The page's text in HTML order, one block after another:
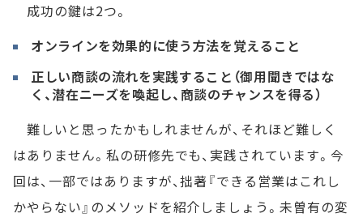
成功の鍵は2つ。
オンラインを効果的に使う方法を覚えること
正しい商談の流れを実践すること（御用聞きではな
く、潜在ニーズを喚起し、商談のチャンスを得る）
難しいと思ったかもしれませんが、それほど難しく
はありません。私の研修先でも、実践されています。今
回は、一部ではありますが、拙著『できる営業はこれし
かやらない』のメソッドを紹介しましょう。未曽有の変